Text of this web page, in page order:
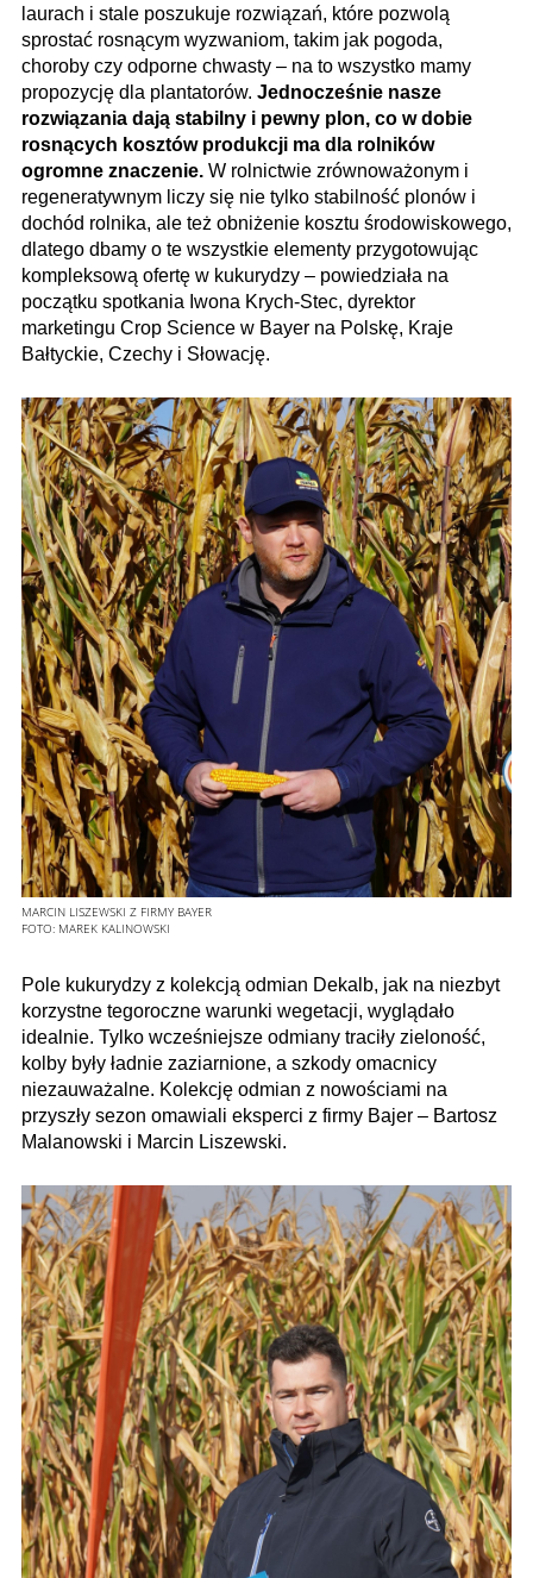
laurach i stale poszukuje rozwiązań, które pozwolą
sprostać rosnącym wyzwaniom, takim jak pogoda,
choroby czy odporne chwasty – na to wszystko mamy
propozycję dla plantatorów. Jednocześnie nasze
rozwiązania dają stabilny i pewny plon, co w dobie
rosnących kosztów produkcji ma dla rolników
ogromne znaczenie. W rolnictwie zrównoważonym i
regeneratywnym liczy się nie tylko stabilność plonów i
dochód rolnika, ale też obniżenie kosztu środowiskowego,
dlatego dbamy o te wszystkie elementy przygotowując
kompleksową ofertę w kukurydzy – powiedziała na
początku spotkania Iwona Krych-Stec, dyrektor
marketingu Crop Science w Bayer na Polskę, Kraje
Bałtyckie, Czechy i Słowację.
MARCIN LISZEWSKI Z FIRMY BAYER
FOTO: MAREK KALINOWSKI
Pole kukurydzy z kolekcją odmian Dekalb, jak na niezbyt
korzystne tegoroczne warunki wegetacji, wyglądało
idealnie. Tylko wcześniejsze odmiany traciły zieloność,
kolby były ładnie zaziarnione, a szkody omacnicy
niezauważalne. Kolekcję odmian z nowościami na
przyszły sezon omawiali eksperci z firmy Bajer – Bartosz
Malanowski i Marcin Liszewski.